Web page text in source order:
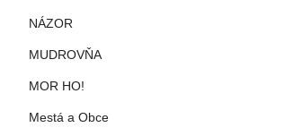
NÁZOR
MUDROVŇA
MOR HO!
Mestá a Obce